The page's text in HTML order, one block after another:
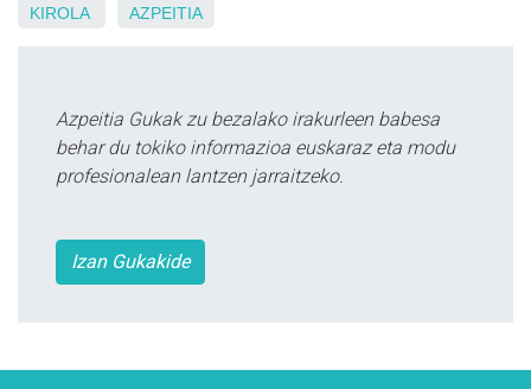
KIROLA AZPEITIA
Azpeitia Gukak zu bezalako irakurleen babesa
behar du tokiko informazioa euskaraz eta modu
profesionalean lantzen jarraitzeko.
Izan Gukakide